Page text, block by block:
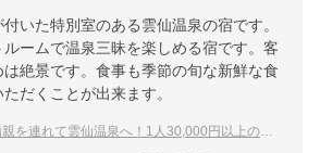
いた特別室のある雲仙温泉の宿です。
ームで温泉三昧を楽しめる宿です。客
絶景です。食事も季節の旬な新鮮な食
だくことが出来ます。
を連れて雲仙温泉へ！1人30,000円以上の特別室の宿